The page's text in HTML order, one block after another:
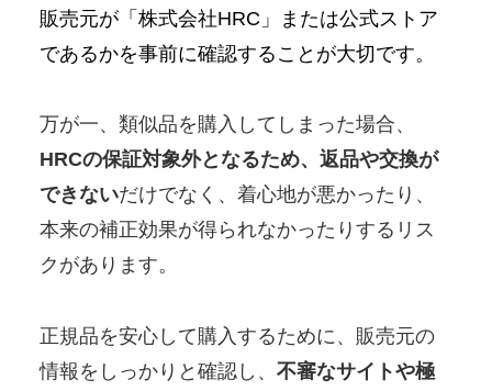
販売元が「株式会社HRC」または公式ストア
であるかを事前に確認することが大切です。
万が一、類似品を購入してしまった場合、
HRCの保証対象外となるため、返品や交換が
できないだけでなく、着心地が悪かったり、
本来の補正効果が得られなかったりするリス
クがあります。
正規品を安心して購入するために、販売元の
情報をしっかりと確認し、 不審なサイトや極